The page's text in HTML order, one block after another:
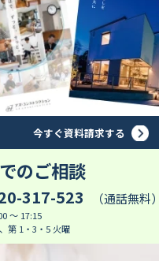
今すぐ資料請求する
のご相談
317-523 （通話無料）
～ 17:15
第 1・3・5 火曜